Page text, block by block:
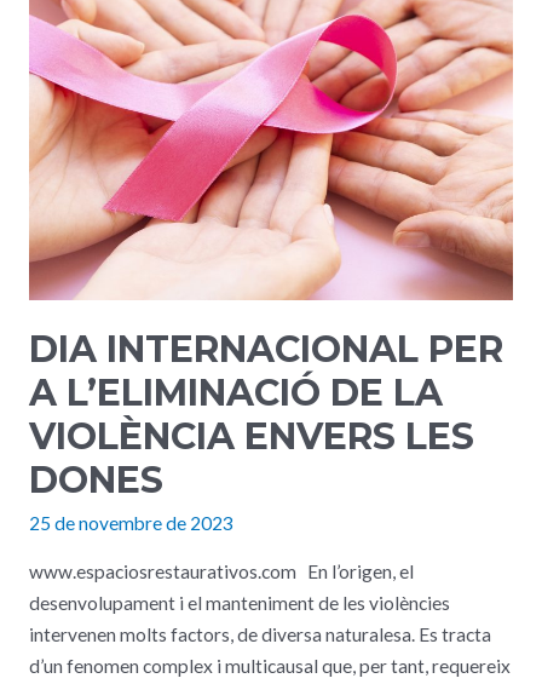
DIA INTERNACIONAL PER
A L’ELIMINACIÓ DE LA
VIOLÈNCIA ENVERS LES
DONES
25 de novembre de 2023
www.espaciosrestaurativos.com En l’origen, el
desenvolupament i el manteniment de les violències
intervenen molts factors, de diversa naturalesa. Es tracta
d’un fenomen complex i multicausal que, per tant, requereix